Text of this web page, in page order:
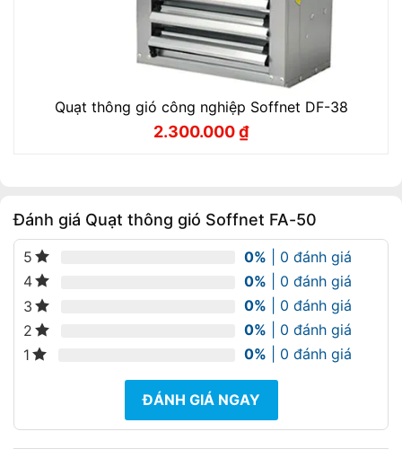
Quạt thông gió công nghiệp Soffnet DF-38
Giá
2.300.000₫
Giá
Đánh giá Quạt thông gió Soffnet FA-50
5 0% | 0 đánh giá
4
0% | 0 đánh giá
3
0% | 0 đánh giá
2
0% | 0 đánh giá
1
0% | 0 đánh giá
ĐÁNH GIÁ NGAY